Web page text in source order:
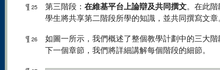
¶ 25 第三階段： 在維基平台上論辯及共同撰文。在此
學生將共享第二階段所學的知識，並共同撰寫文章
¶ 26
如圖一所示，我們概述了整個教學計劃中的三大
下一個章節，我們將詳細講解每個階段的細節。